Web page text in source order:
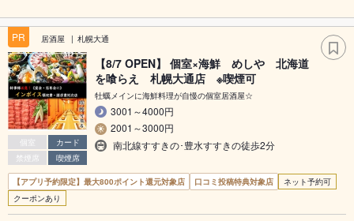
PR 居酒屋 札幌大通
個室
カード
禁煙席
喫煙席
【8/7 OPEN】 個室×海鮮 めしや 北海道
を喰らえ 札幌大通店 ※喫煙可
牡蠣メインに海鮮料理が自慢の個室居酒屋☆
3001～4000円
2001～3000円
南北線すすきの･豊水すすきの徒歩2分
【アプリ予約限定】最大800ポイント還元対象店 口コミ投稿特典対象店
ネット予約可
クーポンあり